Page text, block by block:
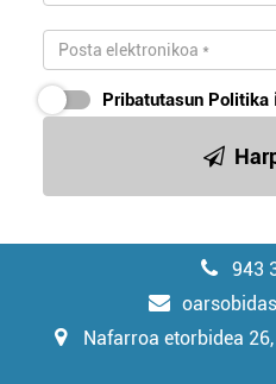
Pribatutasun Politika
943
Nafarroa etorbidea